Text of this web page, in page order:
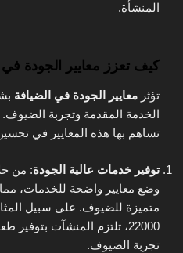
المنشأة.
كيف تعزز معايير الجودة
تؤثر معايير الجودة في الضيافة
الخدمة المقدمة وتجربة
تساهم بها هذه المعايير في
توفير خدمات عالية الجودة: من
وضع معايير واضحة للخدمات،
22000، تلتزم المنشآت
تجربة الضيوف.